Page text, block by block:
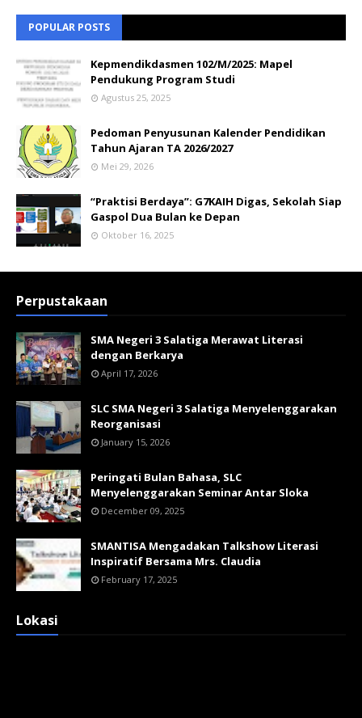
POPULAR POSTS
Kepmendikdasmen 102/M/2025: Mapel
Pendukung Program Studi
Agustus 25, 2025
Pedoman Penyusunan Kalender Pendidikan
Tahun Ajaran TA 2026/2027
Mei 29, 2026
“Praktisi Berdaya”: G7KAIH Digas, Sekolah Siap
Gaspol Dua Bulan ke Depan
Oktober 16, 2025
Perpustakaan
SMA Negeri 3 Salatiga Merawat Literasi
dengan Berkarya
April 17, 2026
SLC SMA Negeri 3 Salatiga Menyelenggarakan
Reorganisasi
January 15, 2026
Peringati Bulan Bahasa, SLC
Menyelenggarakan Seminar Antar Sloka
December 09, 2025
SMANTISA Mengadakan Talkshow Literasi
Inspiratif Bersama Mrs. Claudia
February 17, 2025
Lokasi